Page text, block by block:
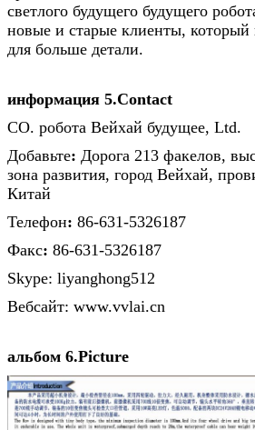
светлого будущего будущего
новые и старые клиенты, который
для больше детали.
информация 5.Contact
CO. робота Вейхай будущее, Ltd.
Добавьте: Дорога 213 факелов,
зона развития, город Вейхай,
Китай
Телефон: 86-631-5326187
Факс: 86-631-5326187
Skype: liyanghong512
Вебсайт: www.vvlai.cn
альбом 6.Picture